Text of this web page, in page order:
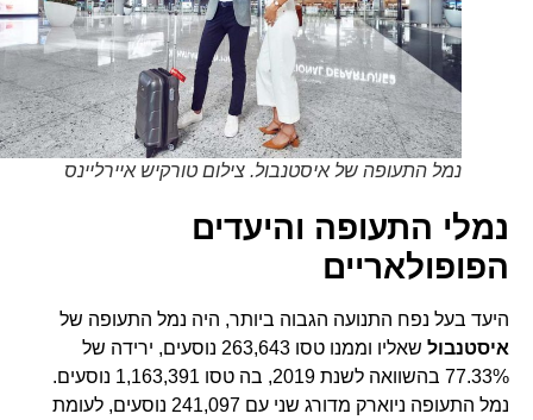
נמל התעופה של איסטנבול. צילום טורקיש איירליינס
נמלי התעופה והיעדים
הפופולאריים
היעד בעל נפח התנועה הגבוה ביותר, היה נמל התעופה של
איסטנבול
שאליו וממנו טסו 263,643 נוסעים, ירידה של
77.33% בהשוואה לשנת 2019, בה טסו 1,163,391 נוסעים.
נמל התעופה ניוארק מדורג שני עם 241,097 נוסעים, לעומת